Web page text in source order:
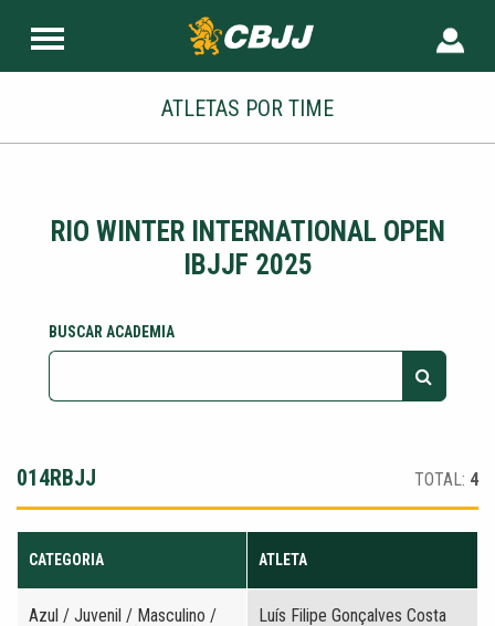
ATLETAS POR TIME
RIO WINTER INTERNATIONAL OPEN
IBJJF 2025
BUSCAR ACADEMIA
014RBJJ TOTAL: 4
CATEGORIA ATLETA
Azul / Juvenil / Masculino /
Luís Filipe Gonçalves Costa